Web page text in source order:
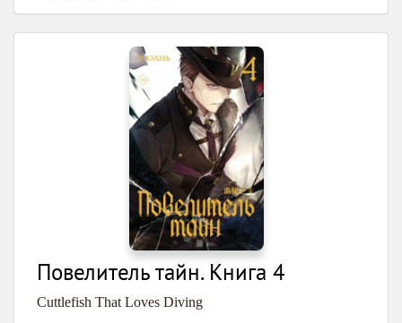
Повелитель тайн. Книга 4
Cuttlefish That Loves Diving